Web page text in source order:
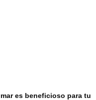
es beneficioso para tu